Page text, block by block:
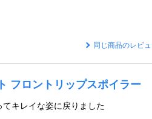
同じ商品のレビ
フロントリップスポイラー
キレイな姿に戻りました